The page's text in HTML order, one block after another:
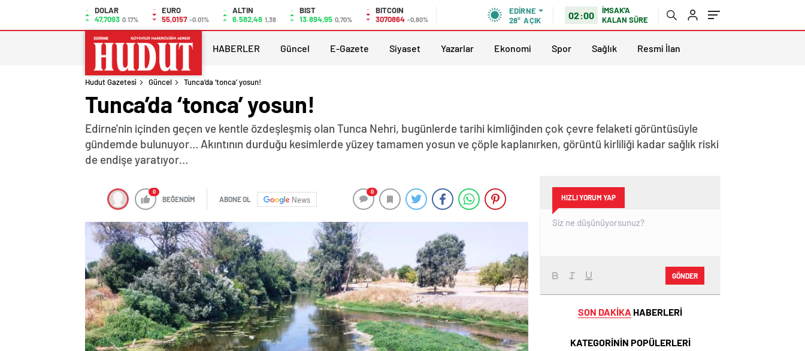
DOLAR
47,7093 0.17%
EURO
55,0157 -0.01%
ALTIN
6.582,48 1,38
BIST
13.894,95 0,70%
BITCOIN
3070864 -0,80%
EDIRNE
28° AÇIK 02:00
İMSAK'A
KALAN SÜRE
HABERLER Güncel E-Gazete Siyaset Yazarlar Ekonomi Spor Sağlık Resmi İlan
Hudut Gazetesi Güncel Tunca’da ‘tonca’ yosun!
Tunca’da ‘tonca’ yosun!
Edirne'nin içinden geçen ve kentle özdeşleşmiş olan Tunca Nehri, bugünlerde tarihi kimliğinden çok çevre felaketi görüntüsüyle
gündemde bulunuyor… Akıntının durduğu kesimlerde yüzey tamamen yosun ve çöple kaplanırken, görüntü kirliliği kadar sağlık riski
de endişe yaratıyor…
0
BEĞENDİM ABONE OL News
0
HIZLI YORUM YAP
GÖNDER
SON DAKİKA HABERLERİ
KATEGORİNİN POPÜLERLERİ